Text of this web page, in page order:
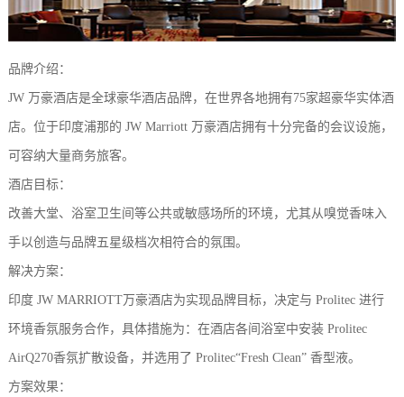
品牌介绍：
JW 万豪酒店是全球豪华酒店品牌，在世界各地拥有75家超豪华实体酒
店。位于印度浦那的 JW Marriott 万豪酒店拥有十分完备的会议设施，
可容纳大量商务旅客。
酒店目标：
改善大堂、浴室卫生间等公共或敏感场所的环境，尤其从嗅觉香味入
手以创造与品牌五星级档次相符合的氛围。
解决方案：
印度 JW MARRIOTT万豪酒店为实现品牌目标，决定与 Prolitec 进行
环境香氛服务合作，具体措施为：在酒店各间浴室中安装 Prolitec
AirQ270香氛扩散设备，并选用了 Prolitec“Fresh Clean” 香型液。
方案效果：